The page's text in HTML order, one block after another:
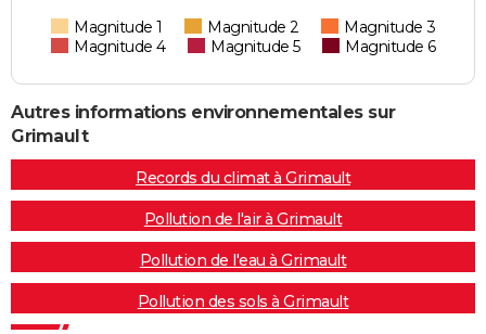
Magnitude 1 Magnitude 2
Magnitude 3
Magnitude 4
Magnitude 5 Magnitude 6
Autres informations environnementales sur
Grimault
Records du climat à Grimault
Pollution de l'air à Grimault
Pollution de l'eau à Grimault
Pollution des sols à Grimault